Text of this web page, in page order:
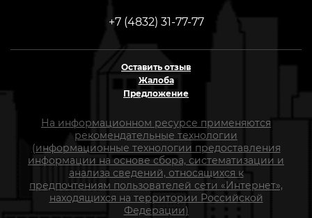
+7 (4832) 31-77-77
Оставить отзыв
Жалоба
Предложение
На информационном ресурсе применяются
рекомендательные технологии
(информационные технологии предоставления
информации на основе сбора, систематизации и
анализа сведений, относящихся к
предпочтениям пользователей сети «Интернет»,
находящихся на территории Российской
Федерации)